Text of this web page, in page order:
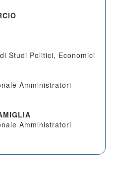
Studi Politici, Economici
Amministratori
Amministratori